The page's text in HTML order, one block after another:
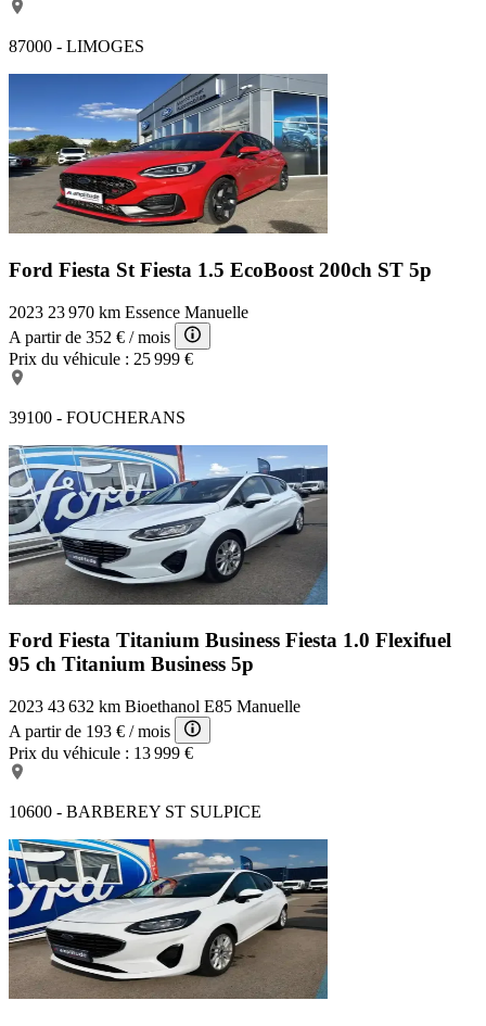
87000 - LIMOGES
Ford Fiesta St Fiesta 1.5 EcoBoost 200ch ST 5p
2023 23 970 km Essence Manuelle
A partir de 352 € / mois
Prix du véhicule : 25 999 €
39100 - FOUCHERANS
Ford Fiesta Titanium Business Fiesta 1.0 Flexifuel
95 ch Titanium Business 5p
2023 43 632 km Bioethanol E85 Manuelle
A partir de 193 € / mois
Prix du véhicule : 13 999 €
10600 - BARBEREY ST SULPICE